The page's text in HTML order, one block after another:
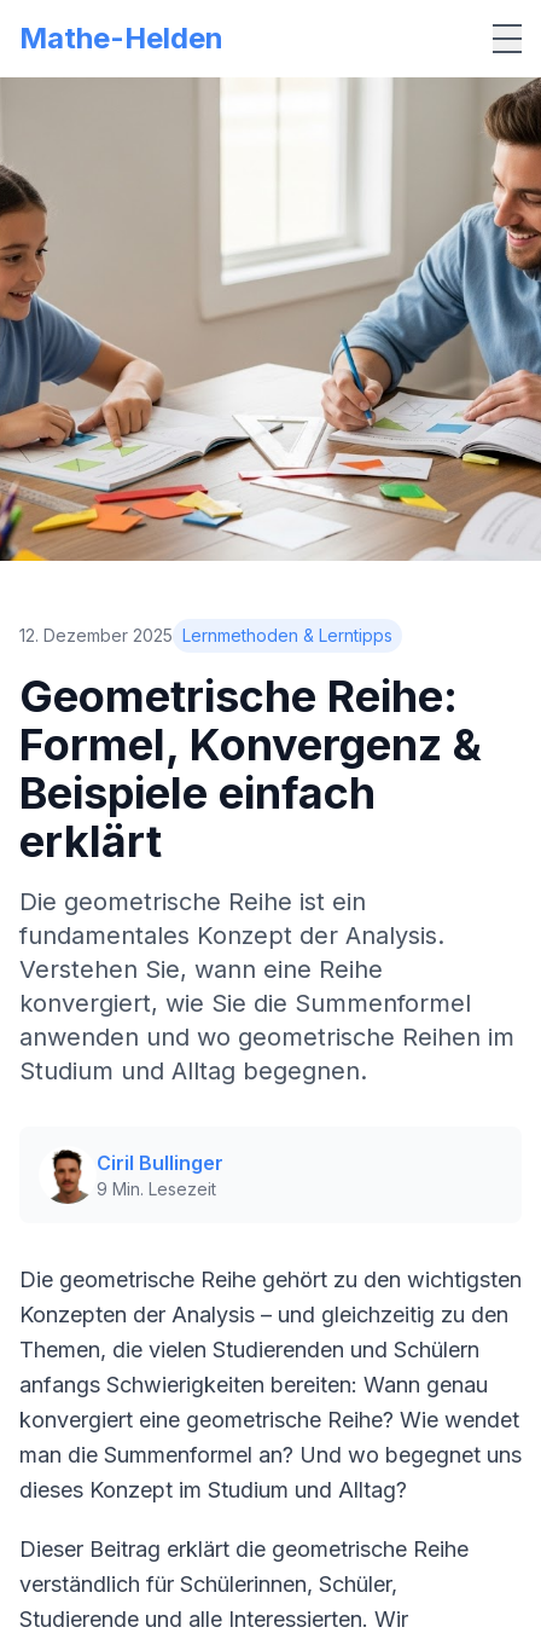
Mathe-Helden
12. Dezember 2025 Lernmethoden & Lerntipps
Geometrische Reihe:
Formel, Konvergenz &
Beispiele einfach
erklärt
Die geometrische Reihe ist ein
fundamentales Konzept der Analysis.
Verstehen Sie, wann eine Reihe
konvergiert, wie Sie die Summenformel
anwenden und wo geometrische Reihen im
Studium und Alltag begegnen.
Ciril Bullinger
9 Min. Lesezeit
Die geometrische Reihe gehört zu den wichtigsten
Konzepten der Analysis – und gleichzeitig zu den
Themen, die vielen Studierenden und Schülern
anfangs Schwierigkeiten bereiten: Wann genau
konvergiert eine geometrische Reihe? Wie wendet
man die Summenformel an? Und wo begegnet uns
dieses Konzept im Studium und Alltag?
Dieser Beitrag erklärt die geometrische Reihe
verständlich für Schülerinnen, Schüler,
Studierende und alle Interessierten. Wir